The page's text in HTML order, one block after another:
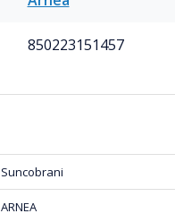
850223151457
Suncobrani
ARNEA